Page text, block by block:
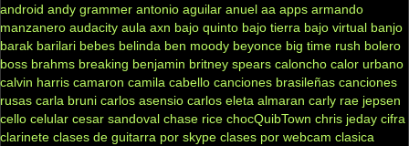
android andy grammer antonio aguilar anuel aa apps armando
manzanero audacity aula axn bajo quinto bajo tierra bajo virtual banjo
barak barilari bebes belinda ben moody beyonce big time rush bolero
boss brahms breaking benjamin britney spears caloncho calor urbano
calvin harris camaron camila cabello canciones brasileñas canciones
rusas carla bruni carlos asensio carlos eleta almaran carly rae jepsen
cello celular cesar sandoval chase rice chocQuibTown chris jeday cifra
clarinete clases de guitarra por skype clases por webcam clasica